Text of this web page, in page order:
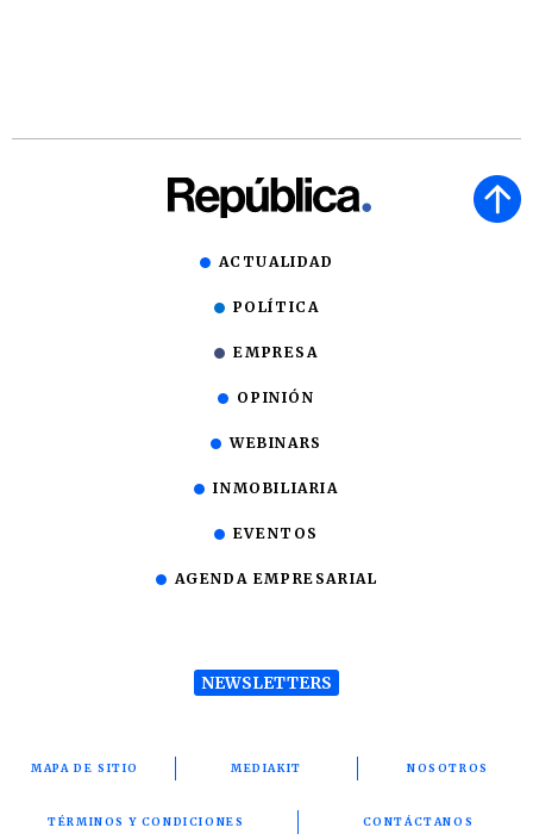
ACTUALIDAD
POLÍTICA
EMPRESA
OPINIÓN
WEBINARS
INMOBILIARIA
EVENTOS
AGENDA EMPRESARIAL
NEWSLETTERS
MAPA DE SITIO MEDIAKIT NOSOTROS
TÉRMINOS Y CONDICIONES CONTÁCTANOS